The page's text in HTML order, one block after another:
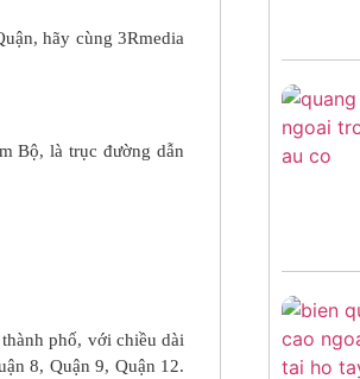
hãy cùng 3Rmedia
Bộ, là trục đường dẫn
phố, với chiều dài
8, Quận 9, Quận 12.